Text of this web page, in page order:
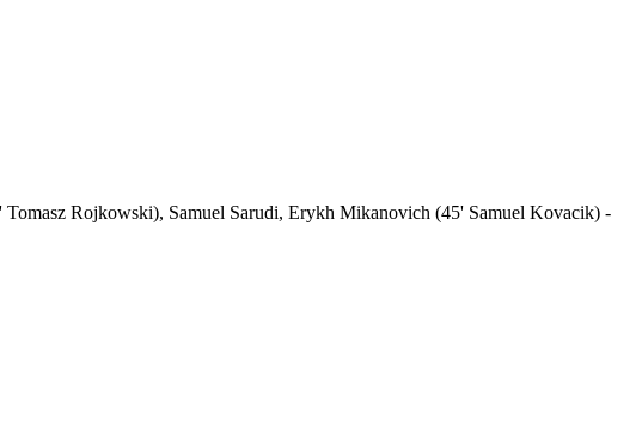
Rojkowski), Samuel Sarudi, Erykh Mikanovich (45' Samuel Kovacik) -